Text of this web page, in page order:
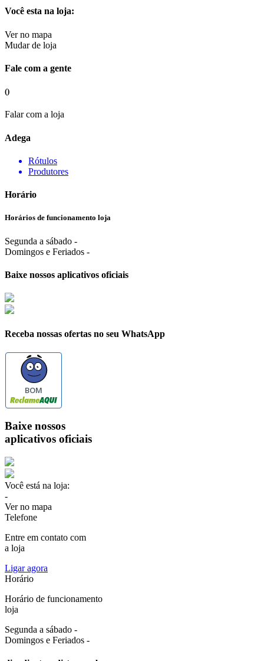
Você esta na loja:
Ver no mapa
Mudar de loja
Fale com a gente
()
Falar com a loja
Adega
Rótulos
Produtores
Horário
Horários de funcionamento loja
Segunda a sábado -
Domingos e Feriados -
Baixe nossos aplicativos oficiais
Receba nossas ofertas no seu WhatsApp
BOM
Baixe nossos
aplicativos oficiais
Você está na loja:
-
Ver no mapa
Telefone
Entre em contato com
a loja
Ligar agora
Horário
Horário de funcionamento
loja
Segunda a sábado -
Domingos e Feriados -